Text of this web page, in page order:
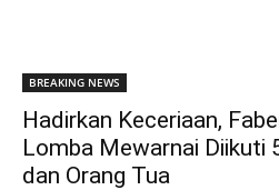
BREAKING NEWS
Hadirkan Keceriaan,
Lomba Mewarnai Diikuti
dan Orang Tua